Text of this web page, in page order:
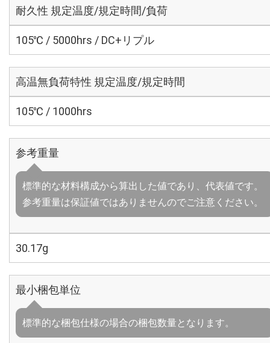
耐久性 規定温度/規定時間/負荷
105℃ / 5000hrs / DC+リプル
高温無負荷特性 規定温度/規定時間
105℃ / 1000hrs
参考重量
標準的な材料構成から算出した値であり、代表値です。
参考重量は保証値ではありませんのでご注意ください。
30.17g
最小梱包単位
標準的な梱包仕様の場合の梱包数量となります。